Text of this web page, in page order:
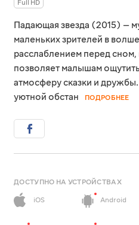
Full HD
Падающая звезда (2015) —
маленьких зрителей в
расслаблением перед
позволяет малышам
атмосферу сказки и
уютной обстан
ПОДРОБНЕЕ
ДОСТУПНО НА УСТРОЙСТВАХ
iOS
Android